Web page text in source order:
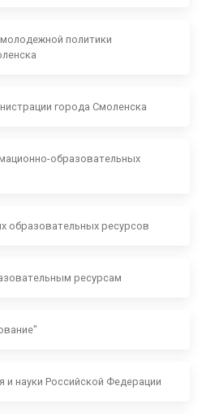
политики
города Смоленска
образовательных
образовательных ресурсов
ресурсам
науки Российской Федерации